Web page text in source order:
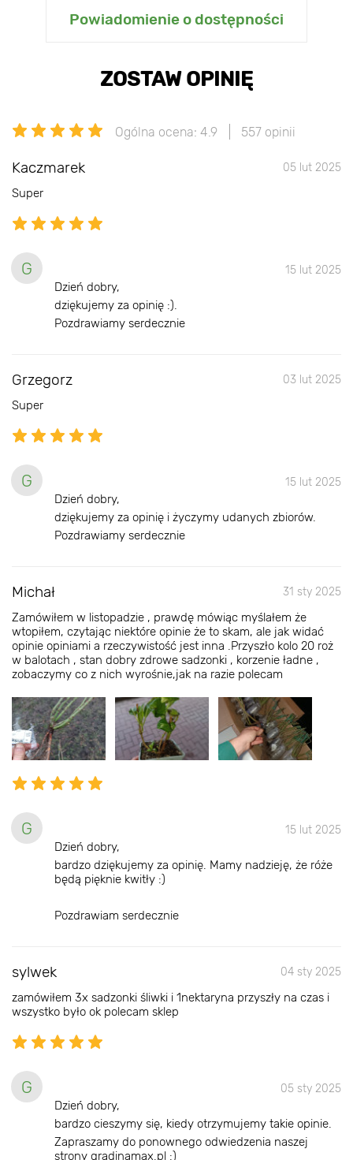
Powiadomienie o dostępności
ZOSTAW OPINIĘ
Ogólna ocena: 4.9 557 opinii
Kaczmarek 05 lut 2025
Super
G 15 lut 2025
Dzień dobry,
dziękujemy za opinię :).
Pozdrawiamy serdecznie
Grzegorz 03 lut 2025
Super
G 15 lut 2025
Dzień dobry,
dziękujemy za opinię i życzymy udanych zbiorów.
Pozdrawiamy serdecznie
Michał 31 sty 2025
Zamówiłem w listopadzie , prawdę mówiąc myślałem że
wtopiłem, czytając niektóre opinie że to skam, ale jak widać
opinie opiniami a rzeczywistość jest inna .Przyszło kolo 20 roż
w balotach , stan dobry zdrowe sadzonki , korzenie ładne ,
zobaczymy co z nich wyrośnie,jak na razie polecam
G 15 lut 2025
Dzień dobry,
bardzo dziękujemy za opinię. Mamy nadzieję, że róże
będą pięknie kwitły :)
Pozdrawiam serdecznie
sylwek 04 sty 2025
zamówiłem 3x sadzonki śliwki i 1nektaryna przyszły na czas i
wszystko było ok polecam sklep
G 05 sty 2025
Dzień dobry,
bardzo cieszymy się, kiedy otrzymujemy takie opinie.
Zapraszamy do ponownego odwiedzenia naszej
strony gradinamax.pl :)